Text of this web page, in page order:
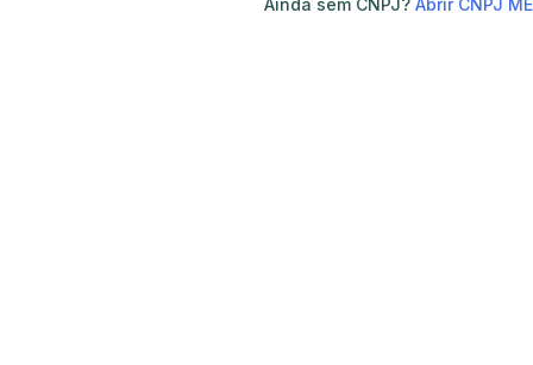
Ainda sem CNPJ? Abrir CNPJ